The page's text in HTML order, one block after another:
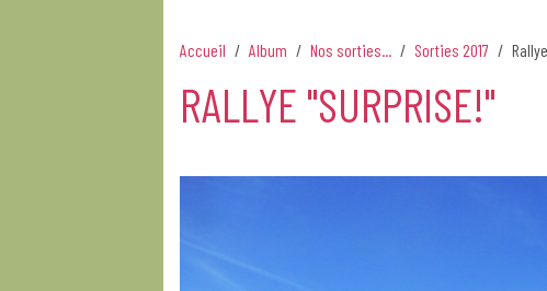
Accueil Album Nos sorties... Sorties 2017
RALLYE "SURPRISE!"